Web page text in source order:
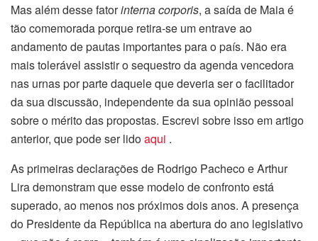
Mas além desse fatorinterna corporis, a saída de Maia é
tão comemorada porque retira-se um entrave ao
andamento de pautas importantes para o país. Não era
mais tolerável assistir o sequestro da agenda vencedora
nas urnas por parte daquele que deveria ser o facilitador
da sua discussão, independente da sua opinião pessoal
sobre o mérito das propostas. Escrevi sobre isso em artigo
anterior, que pode ser lidoaqui .
As primeiras declarações de Rodrigo Pacheco e Arthur
Lira demonstram que esse modelo de confronto está
superado, ao menos nos próximos dois anos. A presença
do Presidente da República na abertura do ano legislativo